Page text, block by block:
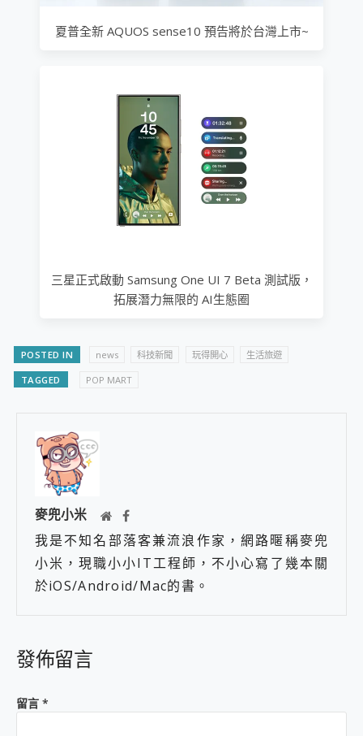
夏普全新 AQUOS sense10 預告將於台灣上市~
三星正式啟動 Samsung One UI 7 Beta 測試版，
拓展潛力無限的 AI生態圈
POSTED IN news 科技新聞 玩得開心 生活旅遊
TAGGED POP MART
麥兜小米
我是不知名部落客兼流浪作家，網路暱稱麥兜
小米，現職小小IT工程師，不小心寫了幾本關
於iOS/Android/Mac的書。
發佈留言
留言 *